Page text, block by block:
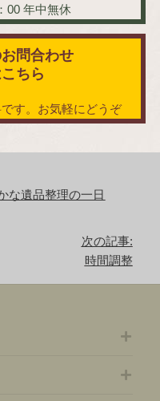
00 年中無休
問合わせ
ちら
す。お気軽にどうぞ
な遺品整理の一日
次の記事:
時間調整